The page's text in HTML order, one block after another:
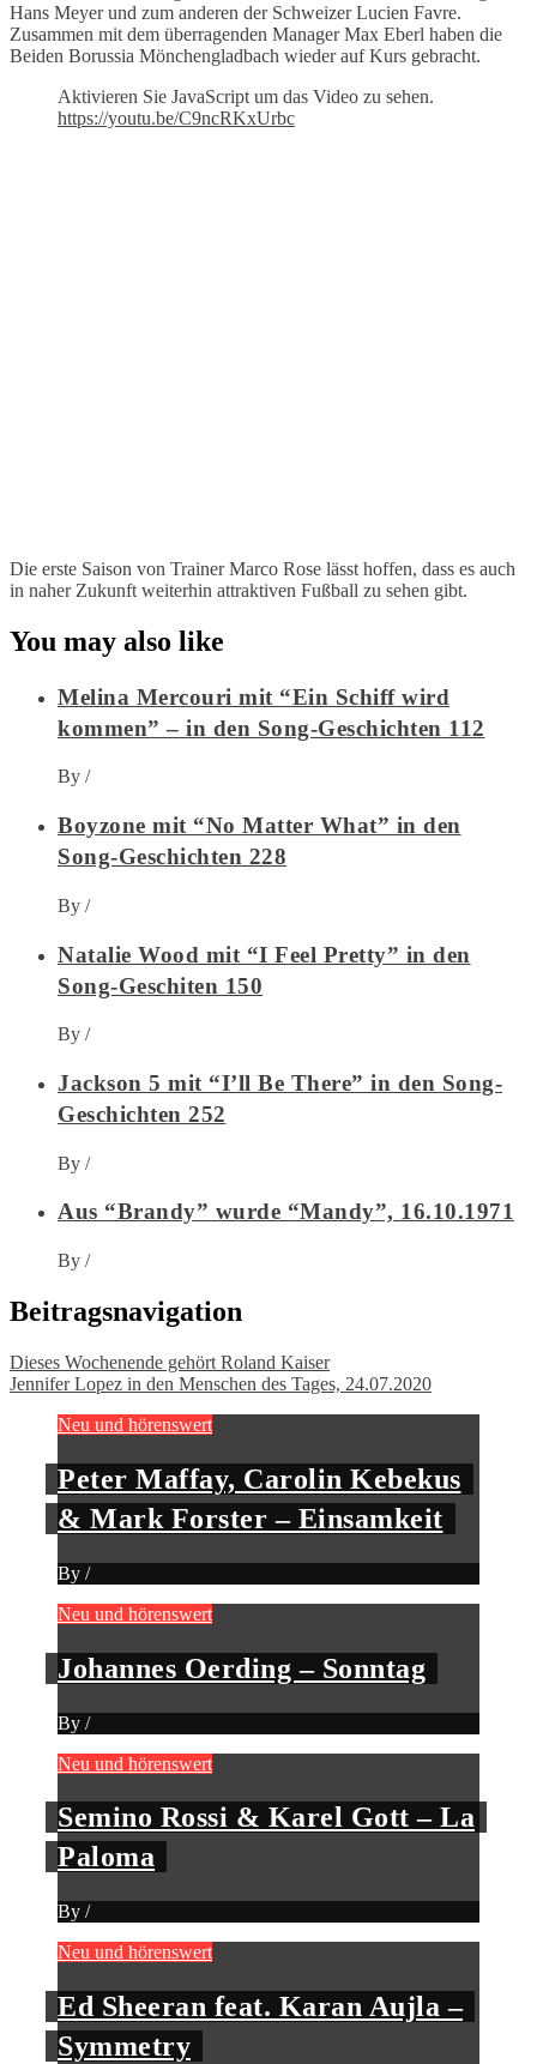
Hans Meyer und zum anderen der Schweizer Lucien Favre.
Zusammen mit dem überragenden Manager Max Eberl haben die
Beiden Borussia Mönchengladbach wieder auf Kurs gebracht.
Aktivieren Sie JavaScript um das Video zu sehen.
https://youtu.be/C9ncRKxUrbc
Die erste Saison von Trainer Marco Rose lässt hoffen, dass es auch
in naher Zukunft weiterhin attraktiven Fußball zu sehen gibt.
You may also like
Melina Mercouri mit “Ein Schiff wird
kommen” – in den Song-Geschichten 112
By /
Boyzone mit “No Matter What” in den
Song-Geschichten 228
By /
Natalie Wood mit “I Feel Pretty” in den
Song-Geschiten 150
By /
Jackson 5 mit “I’ll Be There” in den Song-
Geschichten 252
By /
Aus “Brandy” wurde “Mandy”, 16.10.1971
By /
Beitragsnavigation
Dieses Wochenende gehört Roland Kaiser
Jennifer Lopez in den Menschen des Tages, 24.07.2020
Neu und hörenswert
Peter Maffay, Carolin Kebekus
& Mark Forster – Einsamkeit
By /
Neu und hörenswert
Johannes Oerding – Sonntag
By /
Neu und hörenswert
Semino Rossi & Karel Gott – La
Paloma
By /
Neu und hörenswert
Ed Sheeran feat. Karan Aujla –
Symmetry